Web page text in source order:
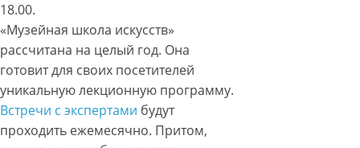
18.00.
«Музейная школа искусств»
рассчитана на целый год. Она
готовит для своих посетителей
уникальную лекционную программу.
Встречи с экспертами будут
проходить ежемесячно. Притом,